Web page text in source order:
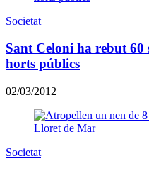
Societat
Sant Celoni ha rebut 60
horts públics
02/03/2012
Societat